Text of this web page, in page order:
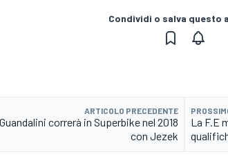
Condividi o salva questo
ARTICOLO PRECEDENTE
correrà in Superbike nel 2018
con Jezek
La F.E